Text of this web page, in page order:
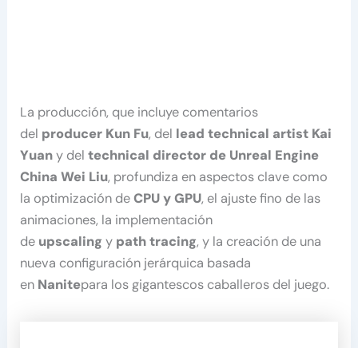
La producción, que incluye comentarios
del producer Kun Fu, del lead technical artist Kai
Yuany deltechnical director de Unreal Engine
China Wei Liu, profundiza en aspectos clave como
la optimización deCPU y GPU, el ajuste fino de las
animaciones, la implementación
de upscaling y path tracing, y la creación de una
nueva configuración jerárquica basada
en Nanitepara los gigantescos caballeros del juego.